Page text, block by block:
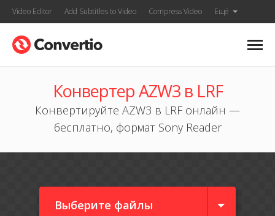
Video Editor Add Subtitles to Video Compress Video Ещё
Конвертер AZW3 в LRF
Конвертируйте AZW3 в LRF онлайн —
бесплатно, формат Sony Reader
Выберите файлы